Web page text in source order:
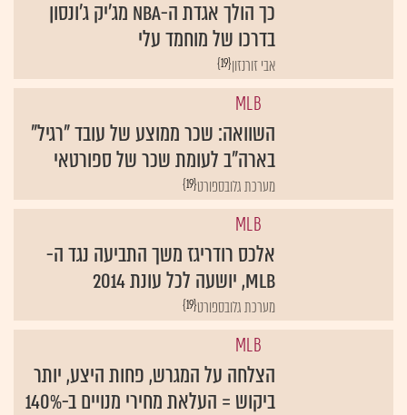
כך הולך אגדת ה-NBA מג'יק ג'ונסון
בדרכו של מוחמד עלי
{19}אבי זורנזון
MLB
השוואה: שכר ממוצע של עובד "רגיל"
בארה"ב לעומת שכר של ספורטאי
{19}מערכת גלובספורט
MLB
אלכס רודריגז משך התביעה נגד ה-
MLB, יושעה לכל עונת 2014
{19}מערכת גלובספורט
MLB
הצלחה על המגרש, פחות היצע, יותר
ביקוש = העלאת מחירי מנויים ב-140%